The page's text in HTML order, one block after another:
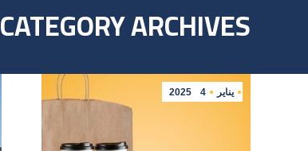
CATEGORY ARCHIVES:
يناير 4
2025